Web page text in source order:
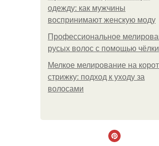
одежду: как мужчины
воспринимают женскую моду
Профессиональное
русых волос с помощью чёлки
Мелкое мелирование на
стрижку: подход к уходу за
волосами